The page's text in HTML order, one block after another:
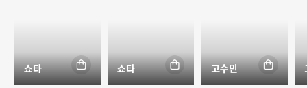
쇼타 쇼타 고수민